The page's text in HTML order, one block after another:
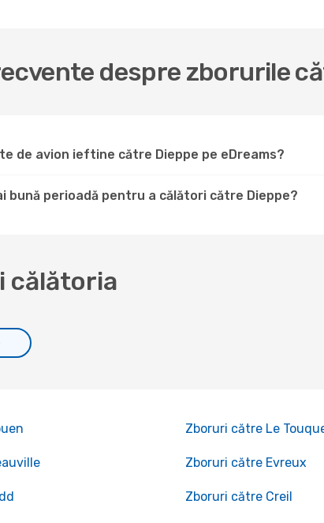
despre zborurile
de avion ieftine către Dieppe pe eDreams?
bună perioadă pentru a călători către Dieppe?
călătoria
Zboruri către Le
Zboruri către Evreux
Zboruri către Creil